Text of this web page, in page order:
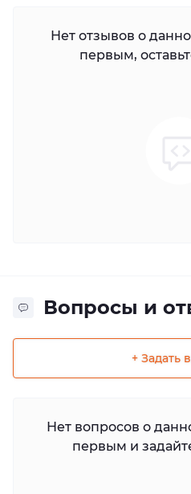
Нет отзывов о
первым,
Вопросы и
+ Задать
Нет вопросов о
первым и